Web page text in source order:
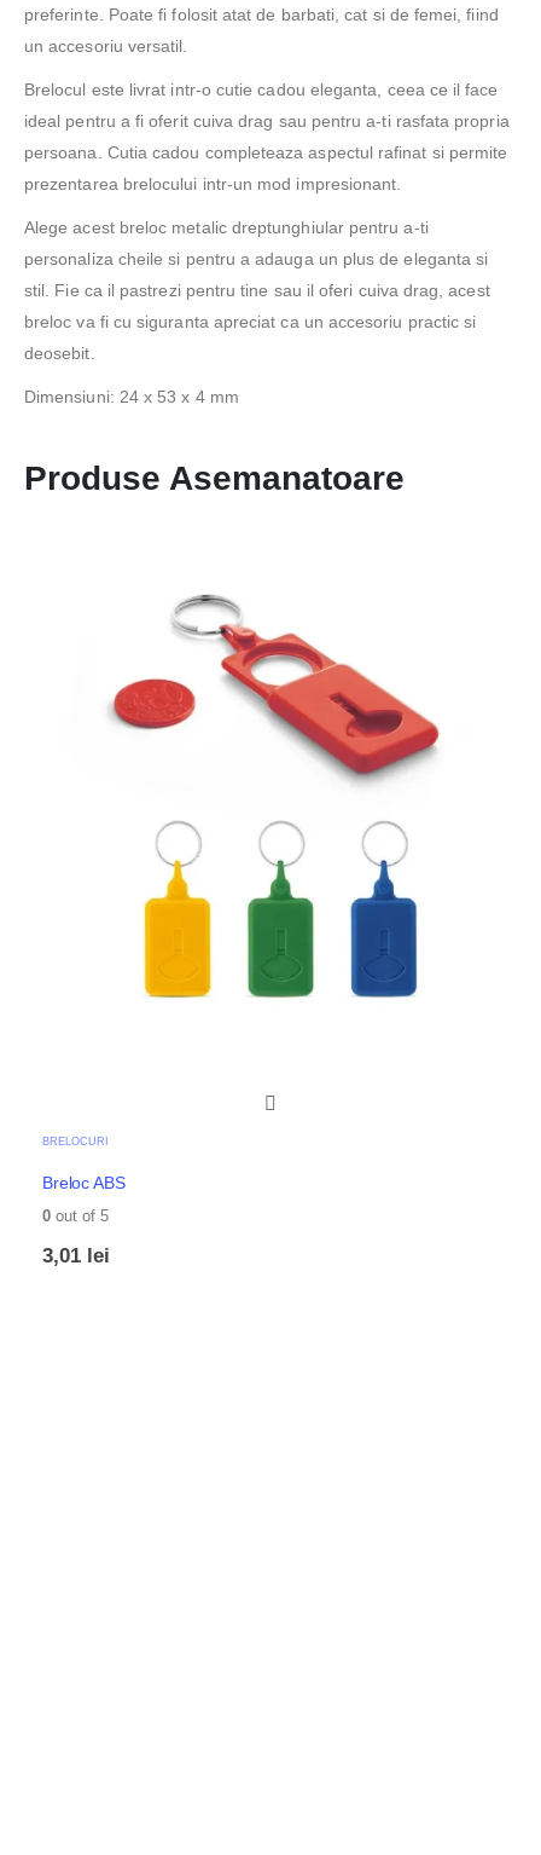
preferinte. Poate fi folosit atat de barbati, cat si de femei, fiind
un accesoriu versatil.
Brelocul este livrat intr-o cutie cadou eleganta, ceea ce il face
ideal pentru a fi oferit cuiva drag sau pentru a-ti rasfata propria
persoana. Cutia cadou completeaza aspectul rafinat si permite
prezentarea brelocului intr-un mod impresionant.
Alege acest breloc metalic dreptunghiular pentru a-ti
personaliza cheile si pentru a adauga un plus de eleganta si
stil. Fie ca il pastrezi pentru tine sau il oferi cuiva drag, acest
breloc va fi cu siguranta apreciat ca un accesoriu practic si
deosebit.
Dimensiuni: 24 x 53 x 4 mm
Produse Asemanatoare
BRELOCURI
Breloc ABS
0 out of 5
3,01 lei